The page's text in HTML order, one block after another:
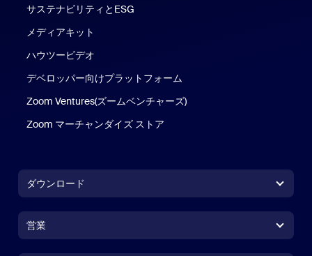
サステナビリティとESG
メディアキット
ハウツービデオ
デベロッパー向けプラットフォーム
Zoom Ventures(ズームベンチャーズ)
Zoom マーチャンダイズ ストア
ダウンロード
Zoom Rooms アプリZoom Rooms アプリ
営業